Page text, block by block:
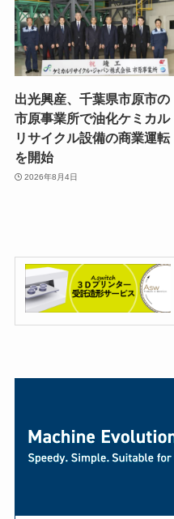
出光興産、千葉県市原市の
市原事業所で油化ケミカル
リサイクル設備の商業運転
を開始
2026年8月4日